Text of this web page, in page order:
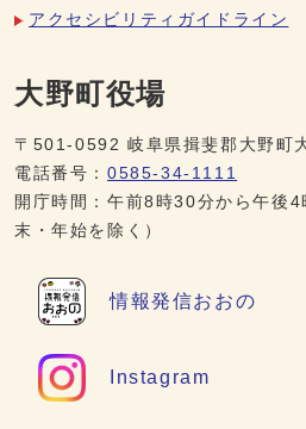
アクセシビリティガイドライン
大野町役場
〒501-0592 岐阜県揖斐郡大野町
電話番号： 0585-34-1111
開庁時間：午前8時30分から午後
末・年始を除く）
情報発信おおの
Instagram